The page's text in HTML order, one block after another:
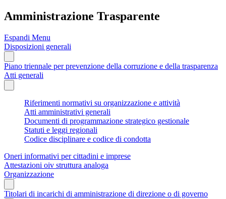
Amministrazione Trasparente
Espandi Menu
Disposizioni generali
Piano triennale per prevenzione della corruzione e della trasparenza
Atti generali
Riferimenti normativi su organizzazione e attività
Atti amministrativi generali
Documenti di programmazione strategico gestionale
Statuti e leggi regionali
Codice disciplinare e codice di condotta
Oneri informativi per cittadini e imprese
Attestazioni oiv struttura analoga
Organizzazione
Titolari di incarichi di amministrazione di direzione o di governo